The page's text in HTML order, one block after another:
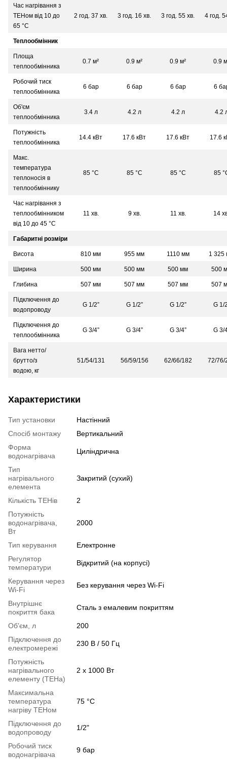
Час нагрівання з
ТЕНом від 10 до
65 °С
2 год. 37 хв. 3 год. 16 хв. 3 год. 55 хв. 4 год.
Теплообмінник
Площа
теплообмінника
0.7 м² 0.9 м² 0.9 м² 0.9
Робочий тиск
теплообмінника
6 бар 6 бар 6 бар 6
Об'єм
теплообмінника
3.4 л 4.2 л 4.2 л 4.2
Потужність
теплообмінника
14.4 кВт 17.6 кВт 17.6 кВт 17.6
Макс.
температура
теплоносія в
теплообміннику
85 °С 85 °С 85 °С 85
Час нагрівання з
теплообмінником
від 10 до 45 °С
11 хв. 9 хв. 11 хв. 14
Габаритні розміри
Висота 810 мм 955 мм 1110 мм 1 325
Ширина 500 мм 500 мм 500 мм 500
Глибина 507 мм 507 мм 507 мм 507
Підключення до
водопроводу
G 1/2” G 1/2” G 1/2” G 1/
Підключення до
теплообмінника
G 3/4” G 3/4” G 3/4” G 3/
Вага нетто/
брутто/з
водою, кг
51/54/131 56/59/156 62/66/182 72/76/
Характеристики
Тип установки
Настінний
Спосіб монтажу
Вертикальний
Форма
водонагрівача
Циліндрична
Тип
нагрівального
елемента
Закритий (сухий)
Кількість ТЕНів
2
Потужність
водонагрівача,
Вт
2000
Тип керування
Електронне
Регулятор
температури
Відкритий (на корпусі)
Керування через
Wi-Fi
Без керування через Wi-Fi
Внутрішнє
покриття бака
Сталь з емалевим покриттям
Об'єм, л
200
Підключення до
електромережі
230 В / 50 Гц
Потужність
нагрівального
елементу (ТЕНа)
2 х 1000 Вт
Максимальна
температура
нагріву ТЕНом
75 °С
Підключення до
водопроводу
1/2"
Робочий тиск
водонагрівача
9 бар